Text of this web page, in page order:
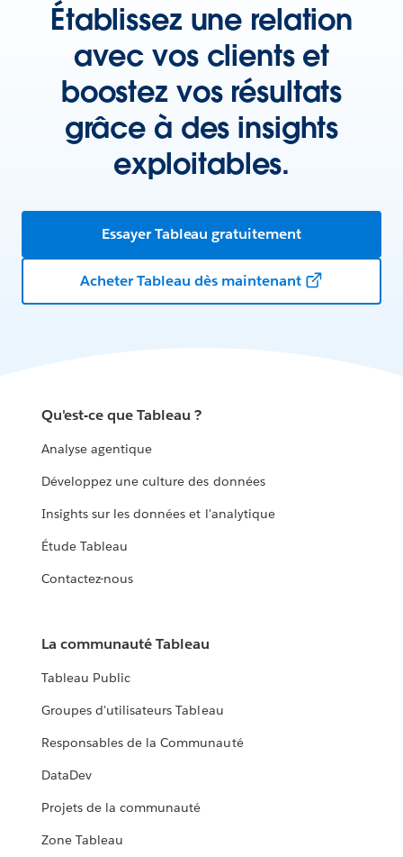
Établissez une relation
avec vos clients et
boostez vos résultats
grâce à des insights
exploitables.
Essayer Tableau gratuitement
Acheter Tableau dès maintenant
Qu'est-ce que Tableau ?
Analyse agentique
Développez une culture des données
Insights sur les données et l'analytique
Étude Tableau
Contactez-nous
La communauté Tableau
Tableau Public
Groupes d'utilisateurs Tableau
Responsables de la Communauté
DataDev
Projets de la communauté
Zone Tableau